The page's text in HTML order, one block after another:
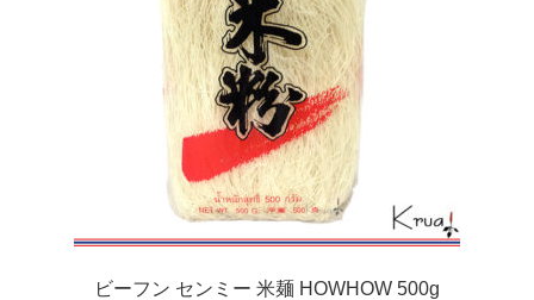
ビーフン センミー 米麺 HOWHOW 500g